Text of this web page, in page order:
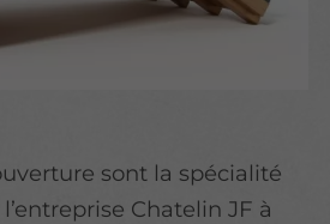
sont la spécialité
Chatelin JF à